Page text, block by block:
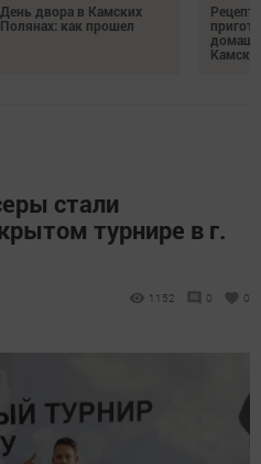
День двора в Камских
Полянах: как прошел
стали
турнире в г.
1152 0 0